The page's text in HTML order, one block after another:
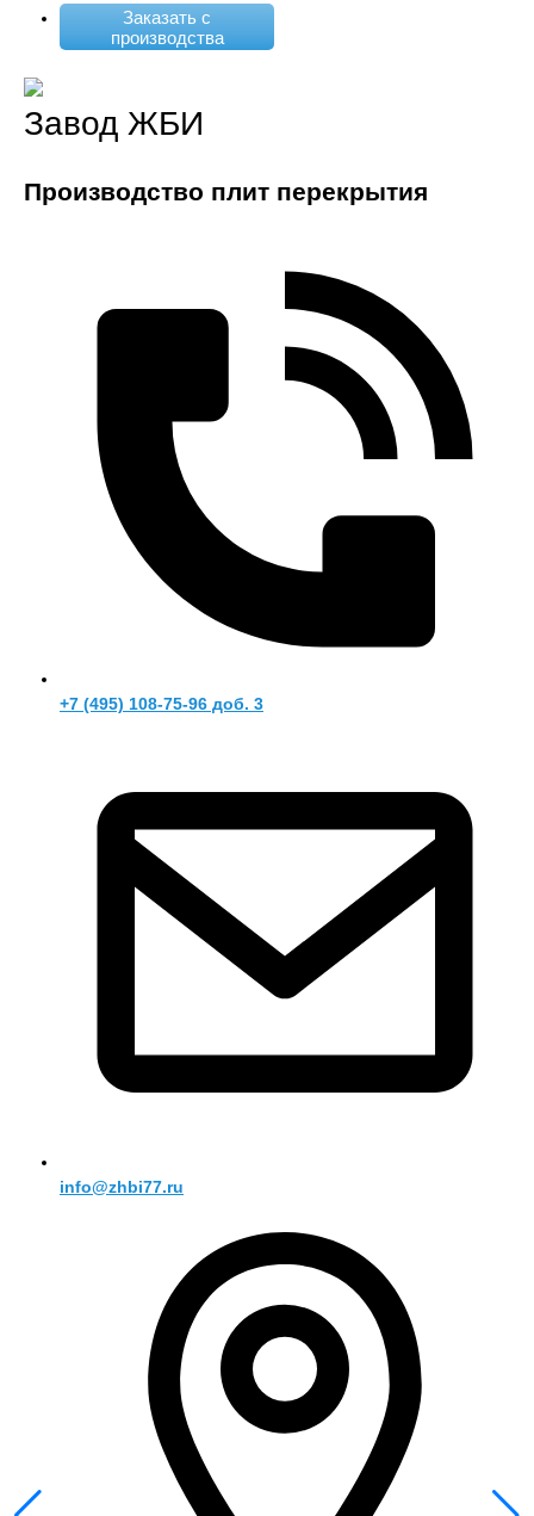
Заказать с
производства
Завод ЖБИ
Производство плит перекрытия
+7 (495) 108-75-96 доб. 3
info@zhbi77.ru